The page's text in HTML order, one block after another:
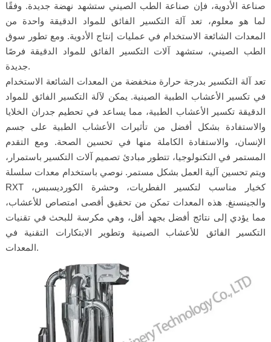
صناعة الأدوية، فإن صناعة الطب الصيني ستشهد نهضة جديدة. وفقًا
لما هو معلوم، تعد آلة التكسير الفائق للمواد الدقيقة واحدة من
المعدات الشائعة الاستخدام في عمليات إنتاج الأدوية. ومع تطور سوق
الطب الصيني، ستشهد آلات التكسير الفائق للمواد الدقيقة فرصًا
جديدة.
تعد آلة التكسير بدرجة حرارة منخفضة من المعدات الشائعة الاستخدام
في تكسير الأعشاب الطبية الصينية. يمكن لآلة التكسير الفائق للمواد
الدقيقة تكسير الأعشاب الطبية، مما يساعد في تحطيم جدران الخلايا
والاستفادة بشكل أفضل من تأثيرات الأعشاب الطبية على جسم
الإنسان، والاستفادة الكاملة منها في تحسين الصحة. ومع التقدم
المستمر في التكنولوجيا، تتطور مبادئ تصميم آلات التكسير باستمرار،
ويتم تحسين آلية العمل بشكل مستمر. نوصي باستخدام معدات سلسلة
RXT كخيار مناسب لتكسير الفطريات، وحشرة الكورديسبس،
والجينسنغ. هذه المعدات تمكن من تحقيق أقصى امتصاص للأعشاب،
مما يؤدي إلى نتائج أفضل بجهد أقل، وهي مكرسة للبحث في تقنيات
التكسير الفائق للأعشاب الصينية وتطوير الابتكارات التقنية في
المعدات.